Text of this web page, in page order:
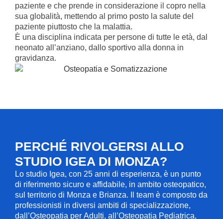
paziente e che prende in considerazione il copro nella
sua globalità, mettendo al primo posto la salute del
paziente piuttosto che la malattia.
È una disciplina indicata per persone di tutte le età, dal
neonato all’anziano, dallo sportivo alla donna in
gravidanza.
PERCHÉ RIVOLGERSI ALLO
STUDIO IGEA DI MONZA?
Lo studio Igea, con 25 anni di esperienza, è un punto
di riferimento sicuro e affidabile, in ambito osteopatico,
sul territorio di Monza e Brianza. Il team è composto da
professionisti in diversi ambiti di specializzazione,
dall’Osteopatia per Adulti, all’Osteopatia Pediatrica,